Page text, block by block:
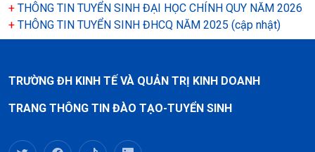
+ THÔNG TIN TUYỂN SINH ĐẠI HỌC CHÍNH QUY NĂM 2026
+ THÔNG TIN TUYỂN SINH ĐHCQ NĂM 2025 (cập nhật)
TRƯỜNG ĐH KINH TẾ VÀ QUẢN TRỊ KINH DOANH
TRANG THÔNG TIN ĐÀO TẠO-TUYỂN SINH